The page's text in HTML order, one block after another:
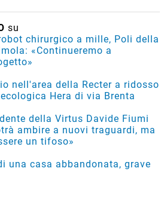
su
chirurgico a mille, Poli della
«Continueremo a
nell'area della Recter a ridosso
Hera di via Brenta
della Virtus Davide Fiumi
ambire a nuovi traguardi, ma
un tifoso»
una casa abbandonata, grave